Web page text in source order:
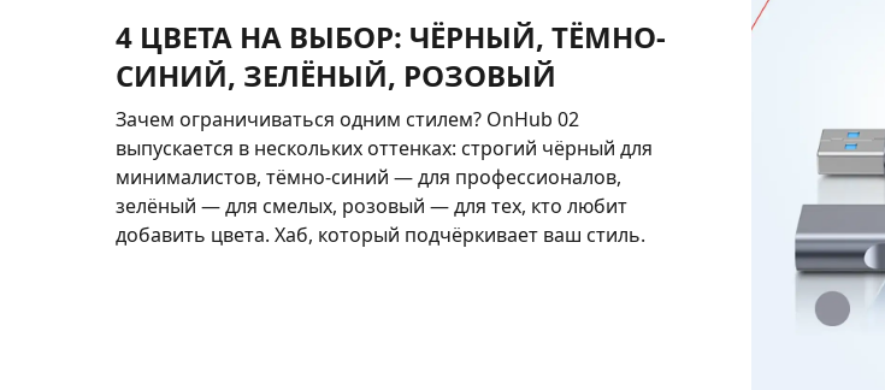
4 ЦВЕТА НА ВЫБОР: ЧЁРНЫЙ, ТЁМНО-
СИНИЙ, ЗЕЛЁНЫЙ, РОЗОВЫЙ
Зачем ограничиваться одним стилем? OnHub 02
выпускается в нескольких оттенках: строгий чёрный для
минималистов, тёмно-синий — для профессионалов,
зелёный — для смелых, розовый — для тех, кто любит
добавить цвета. Хаб, который подчёркивает ваш стиль.